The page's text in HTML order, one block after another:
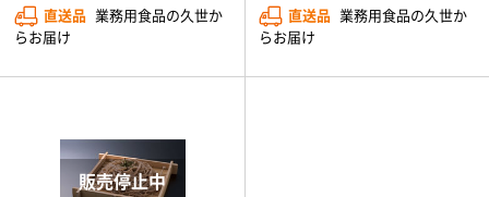
直送品 業務用食品の久世か
らお届け
直送品 業務用食品の久世か
らお届け